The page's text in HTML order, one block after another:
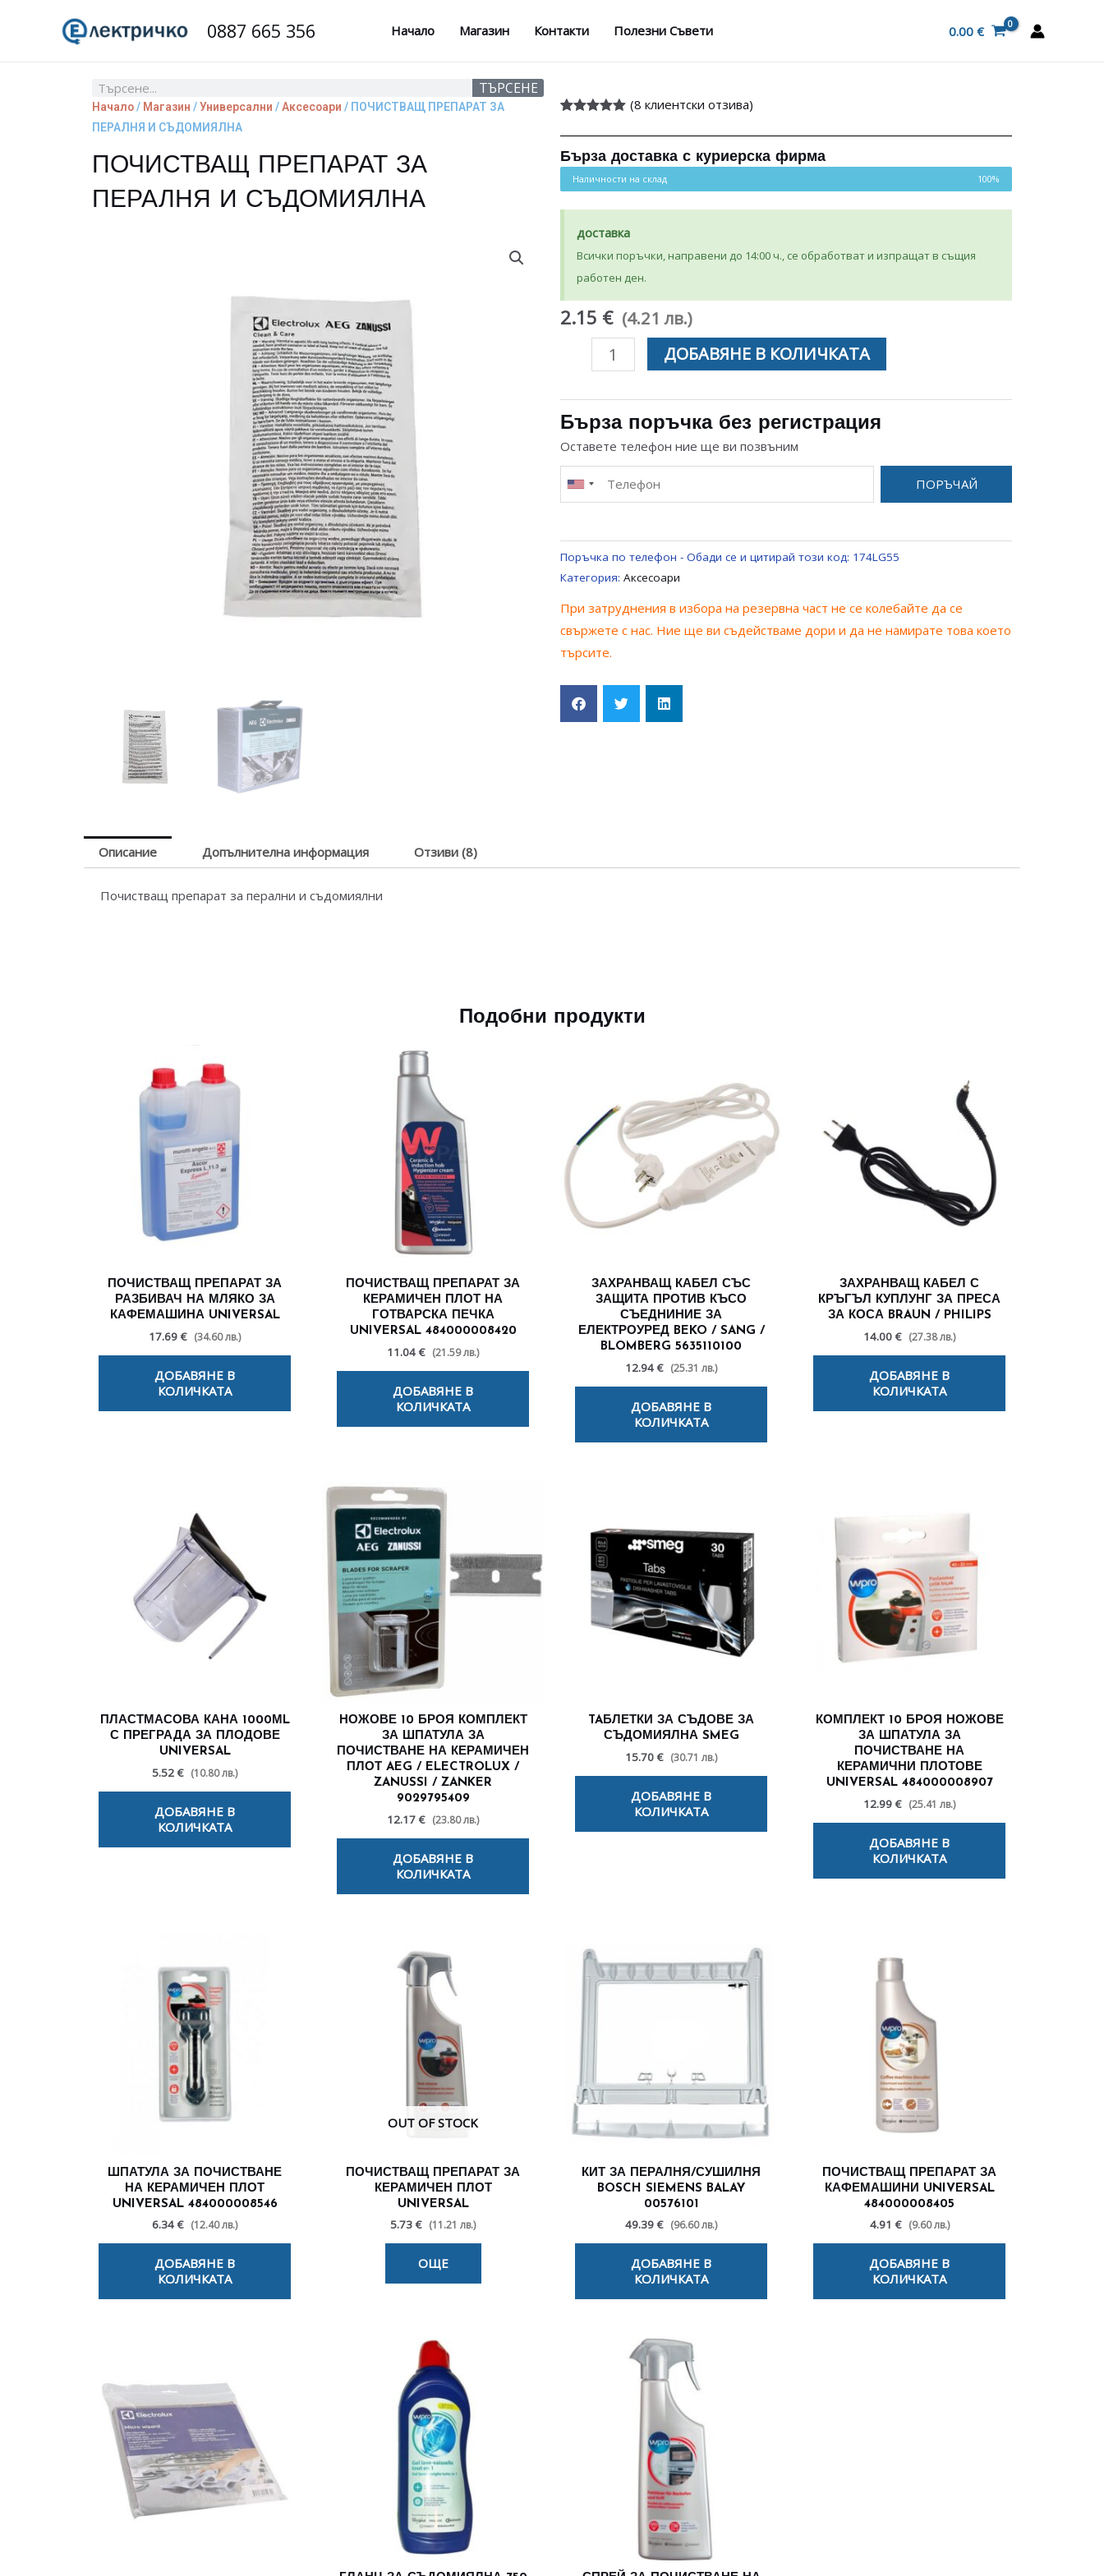
0887 665 356 Начало Магазин Контакти Полезни Съвети 0.00 €
Search ТЪРСЕНЕ
Начало/ Магазин /Универсални /Аксесоари / ПОЧИСТВАЩ ПРЕПАРАТ ЗА
ПЕРАЛНЯ И СЪДОМИЯЛНА
ПОЧИСТВАЩ ПРЕПАРАТ ЗА
ПЕРАЛНЯ И СЪДОМИЯЛНА
от 5,
потребителски
(8 клиентски отзива)
Бърза доставка с куриерска фирма
Наличности на склад 100%
доставка
Всички поръчки, направени до 14:00 ч., се обработват и изпращат в същия
работен ден.
2.15 € (4.21 лв.)
количество
ПРЕПАРАТ
И
СЪДОМИЯЛНА
ДОБАВЯНЕ В КОЛИЧКАТА
Бърза поръчка без регистрация
Оставете телефон ние ще ви позвъним
ПОРЪЧАЙ
Поръчка по телефон - Обади се и цитирай този код: 174LG55
Категория: Аксесоари
При затруднения в избора на резервна част не се колебайте да се
свържете с нас. Ние ще ви съдействаме дори и да не намирате това което
търсите.
Описание Допълнителна информация Отзиви (8)
Почистващ препарат за перални и съдомиялни
Подобни продукти
ПОЧИСТВАЩ ПРЕПАРАТ ЗА
РАЗБИВАЧ НА МЛЯКО ЗА
КАФЕМАШИНА UNIVERSAL
17.69 € (34.60 лв.)
ДОБАВЯНЕ В
КОЛИЧКАТА
ПОЧИСТВАЩ ПРЕПАРАТ ЗА
КЕРАМИЧЕН ПЛОТ НА
ГОТВАРСКА ПЕЧКА
UNIVERSAL 484000008420
11.04 € (21.59 лв.)
ДОБАВЯНЕ В
КОЛИЧКАТА
ЗАХРАНВАЩ КАБЕЛ СЪС
ЗАЩИТА ПРОТИВ КЪСО
СЪЕДНИНИЕ ЗА
ЕЛЕКТРОУРЕД BEKO / SANG /
BLOMBERG 5635110100
12.94 € (25.31 лв.)
ДОБАВЯНЕ В
КОЛИЧКАТА
ЗАХРАНВАЩ КАБЕЛ С
КРЪГЪЛ КУПЛУНГ ЗА ПРЕСА
ЗА КОСА BRAUN / PHILIPS
14.00 € (27.38 лв.)
ДОБАВЯНЕ В
КОЛИЧКАТА
ПЛАСТМАСОВА КАНА 1000МL
С ПРЕГРАДА ЗА ПЛОДОВЕ
UNIVERSAL
5.52 € (10.80 лв.)
ДОБАВЯНЕ В
КОЛИЧКАТА
НОЖОВЕ 10 БРОЯ КОМПЛЕКТ
ЗА ШПАТУЛА ЗА
ПОЧИСТВАНЕ НА КЕРАМИЧЕН
ПЛОТ AEG / ELECTROLUX /
ZANUSSI / ZANKER
9029795409
12.17 € (23.80 лв.)
ДОБАВЯНЕ В
КОЛИЧКАТА
TAБЛЕТКИ ЗА СЪДОВЕ ЗА
СЪДОМИЯЛНА SMEG
15.70 € (30.71 лв.)
ДОБАВЯНЕ В
КОЛИЧКАТА
КОМПЛЕКТ 10 БРОЯ НОЖОВЕ
ЗА ШПАТУЛА ЗА
ПОЧИСТВАНЕ НА
КЕРАМИЧНИ ПЛОТОВЕ
UNIVERSAL 484000008907
12.99 € (25.41 лв.)
ДОБАВЯНЕ В
КОЛИЧКАТА
ШПАТУЛА ЗА ПОЧИСТВАНЕ
НА КЕРАМИЧЕН ПЛОТ
UNIVERSAL 484000008546
6.34 € (12.40 лв.)
ДОБАВЯНЕ В
КОЛИЧКАТА
OUT OF STOCK
ПОЧИСТВАЩ ПРЕПАРАТ ЗА
КЕРАМИЧЕН ПЛОТ
UNIVERSAL
5.73 € (11.21 лв.)
ОЩЕ
КИТ ЗА ПЕРАЛНЯ/СУШИЛНЯ
BOSCH SIEMENS BALAY
00576101
49.39 € (96.60 лв.)
ДОБАВЯНЕ В
КОЛИЧКАТА
ПОЧИСТВАЩ ПРЕПАРАТ ЗА
КАФЕМАШИНИ UNIVERSAL
484000008405
4.91 € (9.60 лв.)
ДОБАВЯНЕ В
КОЛИЧКАТА